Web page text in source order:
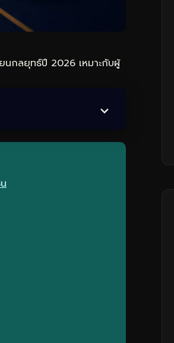
นกลยุทธ์ปี 2026 เหมาะกับผู้